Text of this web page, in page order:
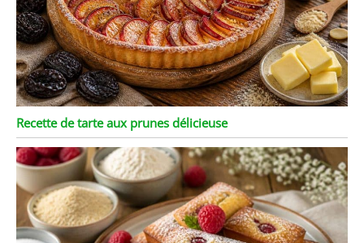
Recette de tarte aux prunes délicieuse